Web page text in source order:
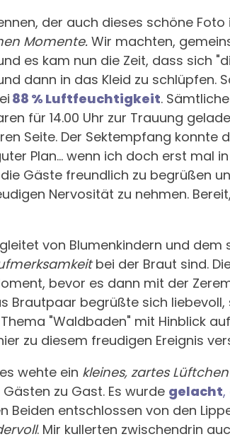
der auch dieses schöne
Momente.Wir machten,
es kam nun die Zeit, dass sich
dann in das Kleid zu schlüpfen.
88 % Luftfeuchtigkeit.
für 14.00 Uhr zur Trauung
Seite. Der Sektempfang
Plan... wenn ich doch erst mal
Gäste freundlich zu begrüßen
Nervosität zu nehmen.
von Blumenkindern und dem
bei der Braut sind.
bevor es dann mit der
Brautpaar begrüßte sich
"Waldbaden" mit Hinblick
zu diesem freudigen Ereignis
wehte ein kleines, zartes Lüftchen
zu Gast. Es wurde gelacht,
Beiden entschlossen von den
. Mir kullerten zwischendrin